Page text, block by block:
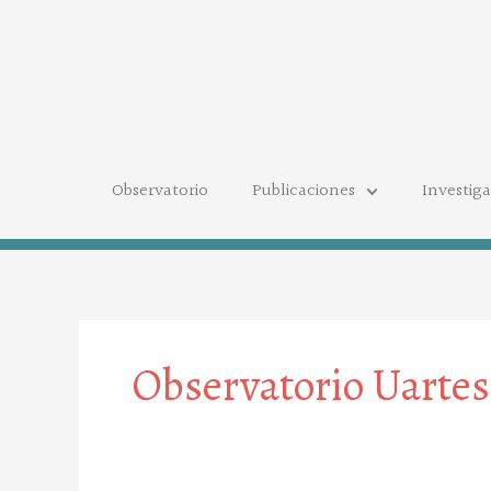
Observatorio Publicaciones
Observatorio Uartes